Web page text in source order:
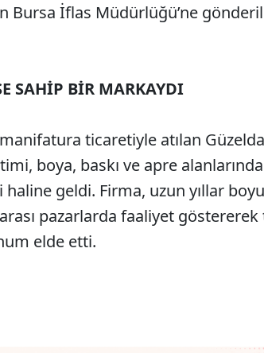
Bursa İflas Müdürlüğü’ne
SAHİP BİR MARKAYDI
manifatura ticaretiyle atılan
boya, baskı ve apre
geldi. Firma, uzun yıllar
pazarlarda faaliyet
elde etti.